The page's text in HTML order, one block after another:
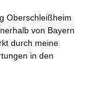
Oberschleißheim
von Bayern
durch meine
in den